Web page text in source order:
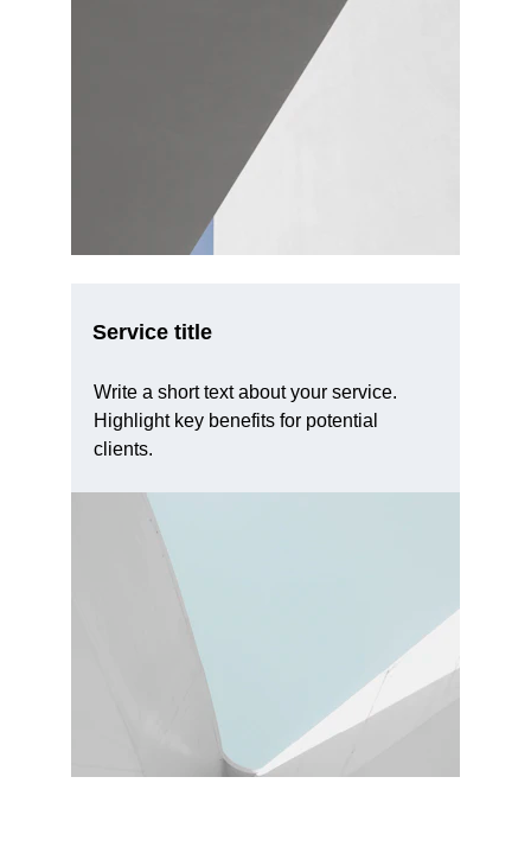
Service title
Write a short text about your service.
Highlight key benefits for potential
clients.